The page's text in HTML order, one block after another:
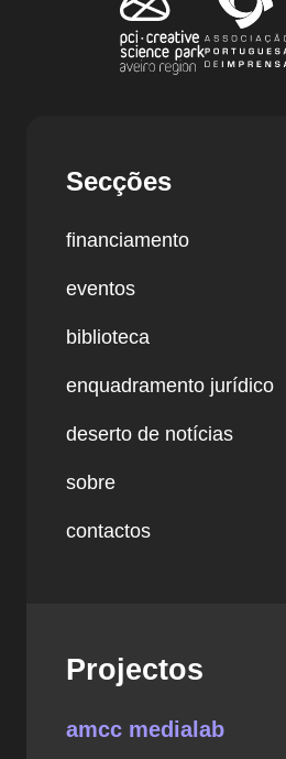
Secções
financiamento
eventos
biblioteca
enquadramento jurídico
deserto de notícias
sobre
contactos
Projectos
amcc medialab